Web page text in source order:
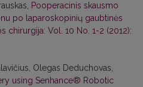
Pooperacinis skausmo
po laparoskopinių gaubtinės
chirurgija: Vol. 10 No. 1-2 (2012):
Olegas Deduchovas,
using Senhance® Robotic